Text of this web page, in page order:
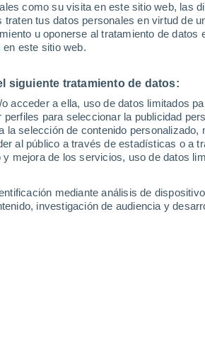
como su visita en este sitio web, las
tus datos personales en virtud de
u oponerse al tratamiento de
en este sitio web.
siguiente tratamiento de datos:
acceder a ella, uso de datos limitados
para seleccionar la publicidad
la selección de contenido personalizado,
al público a través de estadísticas o a
mejora de los servicios, uso de datos
mediante análisis de
investigación de audiencia y
Costa
Calma
22°
Puerto de la
Cruz